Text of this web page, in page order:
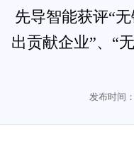
先导智能获评“
出贡献企业”、“
发布时间